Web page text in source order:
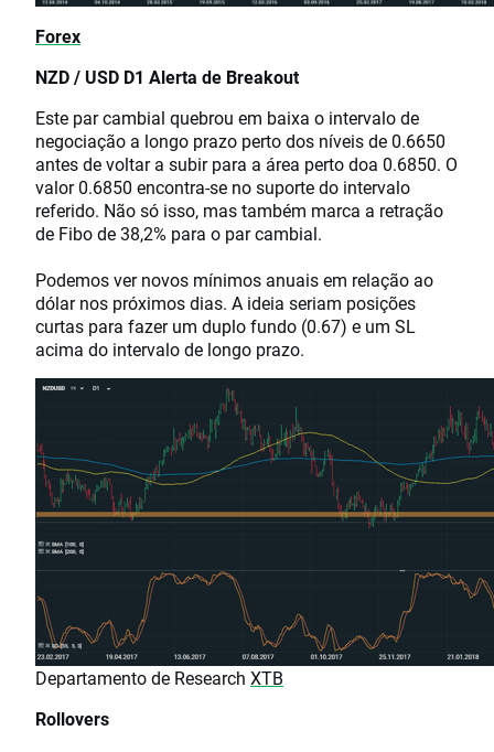
Forex
NZD / USD D1 Alerta de Breakout
Este par cambial quebrou em baixa o intervalo de
negociação a longo prazo perto dos níveis de 0.6650
antes de voltar a subir para a área perto doa 0.6850. O
valor 0.6850 encontra-se no suporte do intervalo
referido. Não só isso, mas também marca a retração
de Fibo de 38,2% para o par cambial.
Podemos ver novos mínimos anuais em relação ao
dólar nos próximos dias. A ideia seriam posições
curtas para fazer um duplo fundo (0.67) e um SL
acima do intervalo de longo prazo.
Departamento de Research XTB
Rollovers